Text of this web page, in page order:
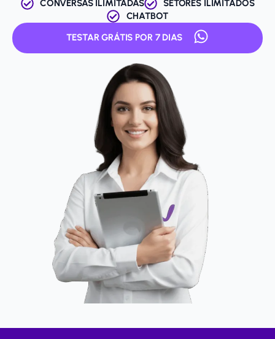
CONVERSAS ILIMITADAS
SETORES ILIMITADOS
CHATBOT
TESTAR GRÁTIS POR 7 DIAS